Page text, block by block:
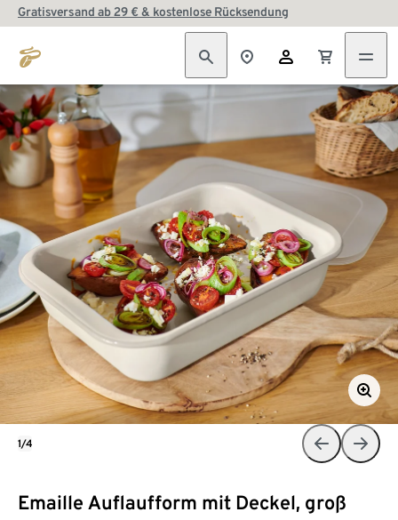
Gratisversand ab 29 € & kostenlose Rücksendung
Emaille Auflaufform mit Deckel, groß
1/4